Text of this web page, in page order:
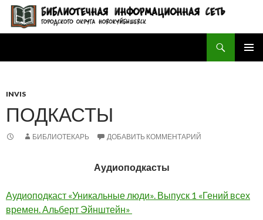
БИБЛИОТЕЧНАЯ ИНФОРМАЦИОННАЯ СЕТЬ городского округа Новокуйбышевск
INVIS
ПОДКАСТЫ
БИБЛИОТЕКАРЬ ДОБАВИТЬ КОММЕНТАРИЙ
Аудиоподкасты
Аудиоподкаст «Уникальные люди». Выпуск 1 «Гений всех
времен. Альберт Эйнштейн»